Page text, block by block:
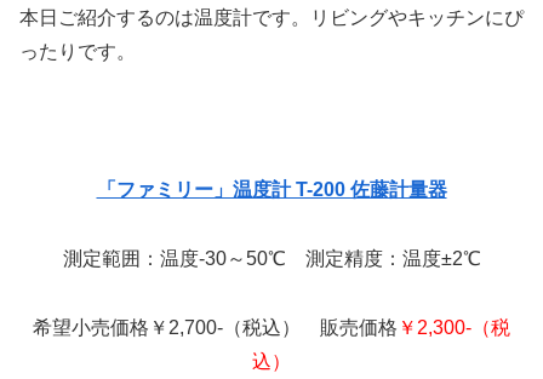
本日ご紹介するのは温度計です。リビングやキッチンにぴ
ったりです。
「ファミリー」温度計 T-200 佐藤計量器
測定範囲：温度-30～50℃ 測定精度：温度±2℃
希望小売価格￥2,700-（税込） 販売価格 ￥2,300-（税
込）